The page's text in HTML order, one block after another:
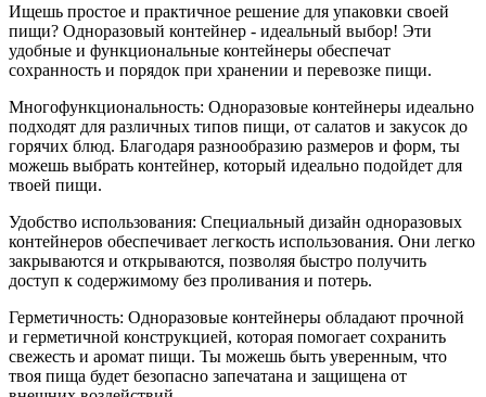
Ищешь простое и практичное решение для упаковки своей
пищи? Одноразовый контейнер - идеальный выбор! Эти
удобные и функциональные контейнеры обеспечат
сохранность и порядок при хранении и перевозке пищи.
Многофункциональность: Одноразовые контейнеры идеально
подходят для различных типов пищи, от салатов и закусок до
горячих блюд. Благодаря разнообразию размеров и форм, ты
можешь выбрать контейнер, который идеально подойдет для
твоей пищи.
Удобство использования: Специальный дизайн одноразовых
контейнеров обеспечивает легкость использования. Они легко
закрываются и открываются, позволяя быстро получить
доступ к содержимому без проливания и потерь.
Герметичность: Одноразовые контейнеры обладают прочной
и герметичной конструкцией, которая помогает сохранить
свежесть и аромат пищи. Ты можешь быть уверенным, что
твоя пища будет безопасно запечатана и защищена от